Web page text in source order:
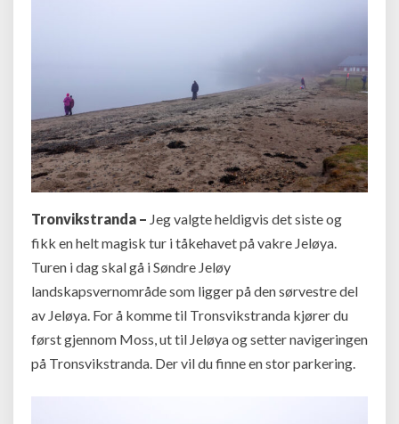
Tronvikstranda – Jeg valgte heldigvis det siste og
fikk en helt magisk tur i tåkehavet på vakre Jeløya.
Turen i dag skal gå i Søndre Jeløy
landskapsvernområde som ligger på den sørvestre del
av Jeløya. For å komme til Tronsvikstranda kjører du
først gjennom Moss, ut til Jeløya og setter navigeringen
på Tronsvikstranda. Der vil du finne en stor parkering.